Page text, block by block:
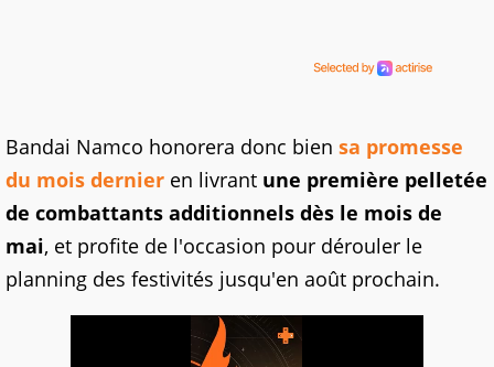
Bandai Namco honorera donc bien sa promesse
du mois dernier en livrant une première pelletée
de combattants additionnels dès le mois de
mai, et profite de l'occasion pour dérouler le
planning des festivités jusqu'en août prochain.